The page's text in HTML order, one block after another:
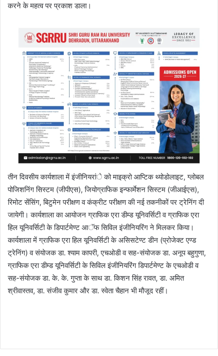
करने के महत्व पर प्रकाश डाला।
तीन दिवसीय कार्यशाला में इंजीनियरांे को माइक्रो आप्टिक थ्योडोलाइट, ग्लोबल
पोजिशनिंग सिस्टम (जीपीएस), जियोग्राफिक इन्फार्मेशन सिस्टम (जीआईएस),
रिमोट सेंसिंग, बिटुमेन परीक्षण व कंक्रीट परीक्षण की नई तकनीकों पर ट्रेनिंग दी
जायेगी। कार्यशाला का आयोजन ग्राफिक एरा डीम्ड यूनिवर्सिटी व ग्राफिक एरा
हिल यूनिवर्सिटी के डिपार्टमेण्ट आॅफ सिविल इंजीनियरिंग ने मिलकर किया।
कार्यशाला में ग्राफिक एरा हिल यूनिवर्सिटी के असिसटेण्ट डीन (प्रोजेक्ट एण्ड
ट्रेनिंग) व संयोजक डा. श्याम कापरी, एचओडी व सह-संयोजक डा. अनूप बहुगुणा,
ग्राफिक एरा डीम्ड यूनिवर्सिटी के सिविल इंजीनियरिंग डिपार्टमेण्ट के एचओडी व
सह-संयोजक डा. के. के. गुप्ता के साथ डा. किशन सिंह रावत, डा. अमित
श्रीवास्तव, डा. संजीव कुमार और डा. स्वेता चैहान भी मौजूद रहीं।